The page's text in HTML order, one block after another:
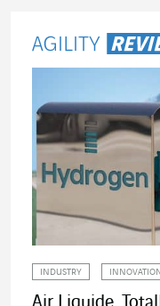
INDUSTRY INNOVATION